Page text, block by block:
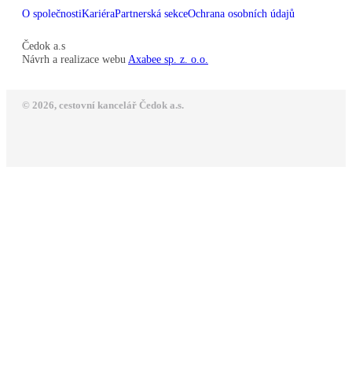
O společnostiKariéraPartnerská sekceOchrana osobních údajů
Čedok a.s
Návrh a realizace webu Axabee sp. z. o.o.
© 2026, cestovní kancelář Čedok a.s.